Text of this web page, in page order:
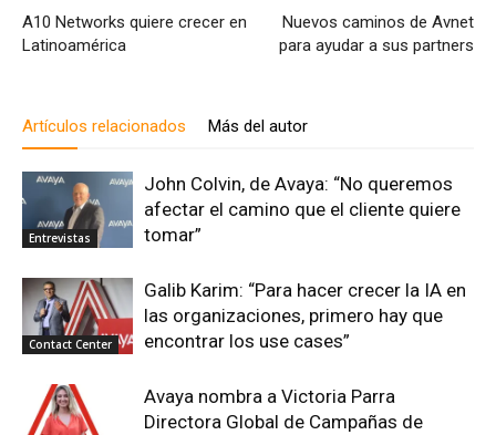
A10 Networks quiere crecer en
Latinoamérica
Nuevos caminos de Avnet
para ayudar a sus partners
Artículos relacionados Más del autor
Entrevistas
John Colvin, de Avaya: “No queremos
afectar el camino que el cliente quiere
tomar”
Contact Center
Galib Karim: “Para hacer crecer la IA en
las organizaciones, primero hay que
encontrar los use cases”
Avaya nombra a Victoria Parra
Directora Global de Campañas de